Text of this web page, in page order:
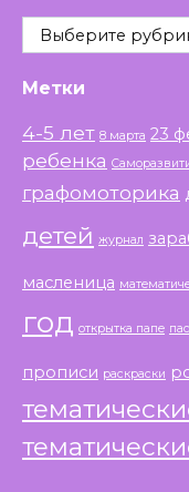
Рубрики
Метки
4-5 лет 8 марта 23
ребенка
графомоторика
детей журнал
масленица
год открытка папе
прописи раскраски